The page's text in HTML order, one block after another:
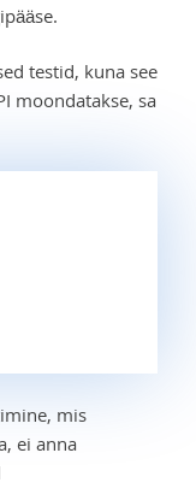
testid, kuna see
moondatakse, sa
mis
ei anna